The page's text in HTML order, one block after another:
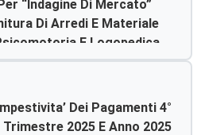
“indagine Di Mercato”
Di Arredi E Materiale
E Logopedica
Dei Pagamenti 4°
Trimestre 2025 E Anno 2025